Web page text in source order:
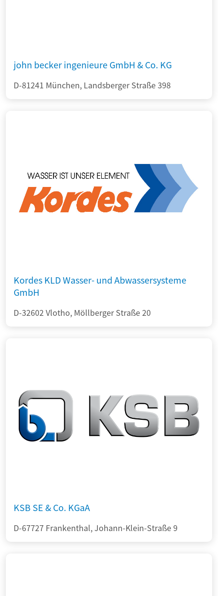
john becker ingenieure GmbH & Co. KG
D-81241 München, Landsberger Straße 398
Kordes KLD Wasser- und Abwassersysteme
GmbH
D-32602 Vlotho, Möllberger Straße 20
KSB SE & Co. KGaA
D-67727 Frankenthal, Johann-Klein-Straße 9